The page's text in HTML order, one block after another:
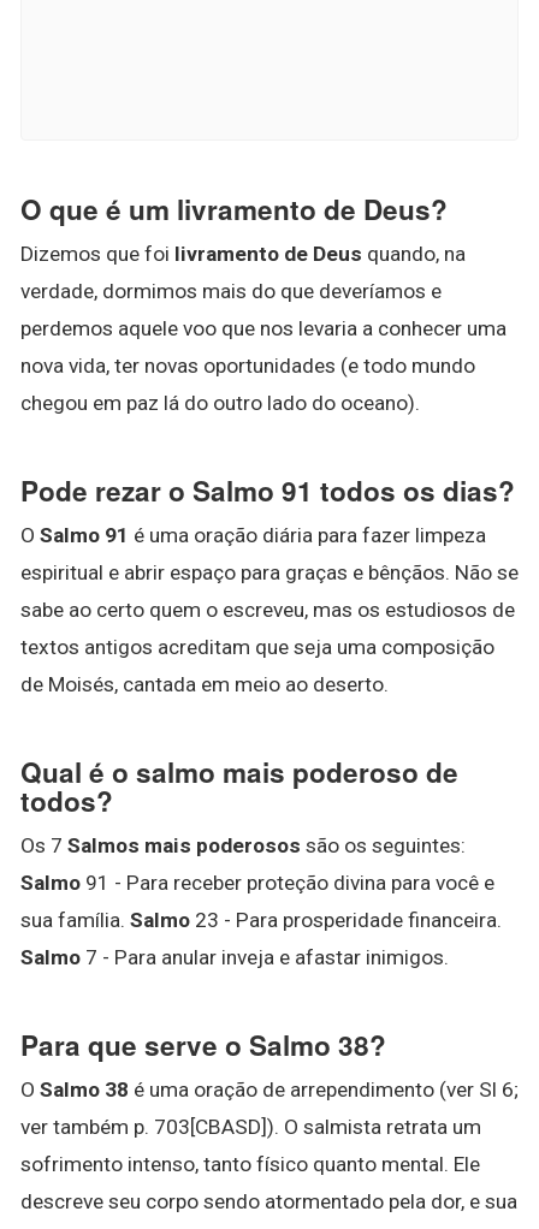
O que é um livramento de Deus?
Dizemos que foi livramento de Deus quando, na
verdade, dormimos mais do que deveríamos e
perdemos aquele voo que nos levaria a conhecer uma
nova vida, ter novas oportunidades (e todo mundo
chegou em paz lá do outro lado do oceano).
Pode rezar o Salmo 91 todos os dias?
O Salmo 91 é uma oração diária para fazer limpeza
espiritual e abrir espaço para graças e bênçãos. Não se
sabe ao certo quem o escreveu, mas os estudiosos de
textos antigos acreditam que seja uma composição
de Moisés, cantada em meio ao deserto.
Qual é o salmo mais poderoso de
todos?
Os 7 Salmos mais poderosos são os seguintes:
Salmo 91 - Para receber proteção divina para você e
sua família. Salmo 23 - Para prosperidade financeira.
Salmo 7 - Para anular inveja e afastar inimigos.
Para que serve o Salmo 38?
O Salmo 38 é uma oração de arrependimento (ver Sl 6;
ver também p. 703[CBASD]). O salmista retrata um
sofrimento intenso, tanto físico quanto mental. Ele
descreve seu corpo sendo atormentado pela dor, e sua